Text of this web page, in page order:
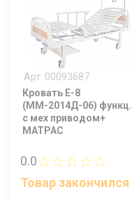
Арт. 00093687
Кровать E-8
(ММ-2014Д-06) функц.
c мех приводом+
МАТРАС
0.0☆☆☆☆☆
Товар закончился